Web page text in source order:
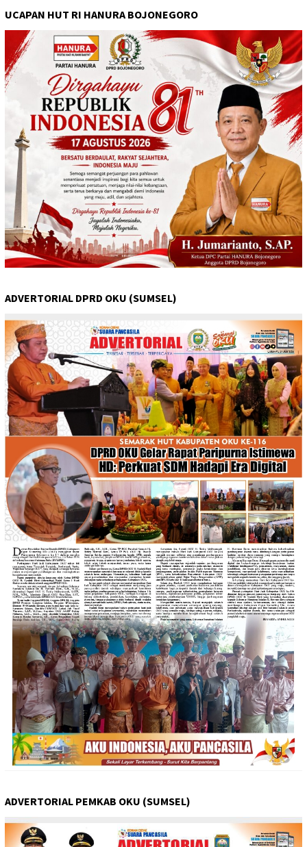
UCAPAN HUT RI HANURA BOJONEGORO
ADVERTORIAL DPRD OKU (SUMSEL)
ADVERTORIAL PEMKAB OKU (SUMSEL)